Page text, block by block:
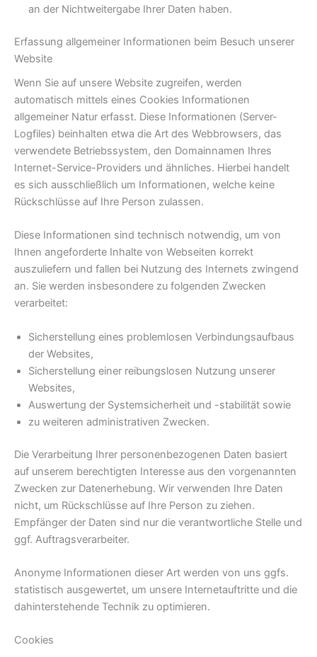
an der Nichtweitergabe Ihrer Daten haben.
Erfassung allgemeiner Informationen beim Besuch unserer
Website
Wenn Sie auf unsere Website zugreifen, werden
automatisch mittels eines Cookies Informationen
allgemeiner Natur erfasst. Diese Informationen (Server-
Logfiles) beinhalten etwa die Art des Webbrowsers, das
verwendete Betriebssystem, den Domainnamen Ihres
Internet-Service-Providers und ähnliches. Hierbei handelt
es sich ausschließlich um Informationen, welche keine
Rückschlüsse auf Ihre Person zulassen.
Diese Informationen sind technisch notwendig, um von
Ihnen angeforderte Inhalte von Webseiten korrekt
auszuliefern und fallen bei Nutzung des Internets zwingend
an. Sie werden insbesondere zu folgenden Zwecken
verarbeitet:
Sicherstellung eines problemlosen Verbindungsaufbaus
der Websites,
Sicherstellung einer reibungslosen Nutzung unserer
Websites,
Auswertung der Systemsicherheit und -stabilität sowie
zu weiteren administrativen Zwecken.
Die Verarbeitung Ihrer personenbezogenen Daten basiert
auf unserem berechtigten Interesse aus den vorgenannten
Zwecken zur Datenerhebung. Wir verwenden Ihre Daten
nicht, um Rückschlüsse auf Ihre Person zu ziehen.
Empfänger der Daten sind nur die verantwortliche Stelle und
ggf. Auftragsverarbeiter.
Anonyme Informationen dieser Art werden von uns ggfs.
statistisch ausgewertet, um unsere Internetauftritte und die
dahinterstehende Technik zu optimieren.
Cookies